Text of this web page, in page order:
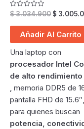
Valorado
en
0
$3.034.900 Original
was:
$
$
Añadir Al Carrito
Una laptop con
procesador Intel
de alto rendimiento
, memoria DDR5 de
pantalla FHD de
para quienes buscan
potencia,